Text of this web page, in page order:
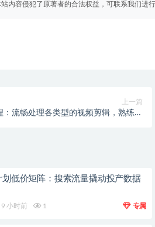
内容侵犯了原著者的合法权益，可联系我们进行
上一篇
：流畅处理各类型的视频剪辑，熟练使
划低价矩阵：搜索流量撬动投产数据
9 小时前 1 专属